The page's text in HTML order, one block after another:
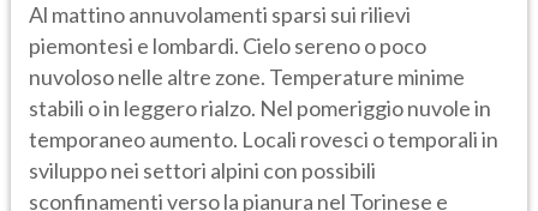
Al mattino annuvolamenti sparsi sui rilievi
piemontesi e lombardi. Cielo sereno o poco
nuvoloso nelle altre zone. Temperature minime
stabili o in leggero rialzo. Nel pomeriggio nuvole in
temporaneo aumento. Locali rovesci o temporali in
sviluppo nei settori alpini con possibili
sconfinamenti verso la pianura nel Torinese e